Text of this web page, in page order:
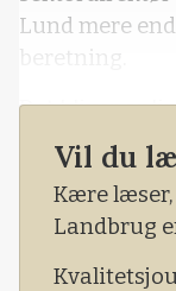
Lund mere
beretning.
Det bliver
spørgsmål
Vil du
Kære
Landbrug